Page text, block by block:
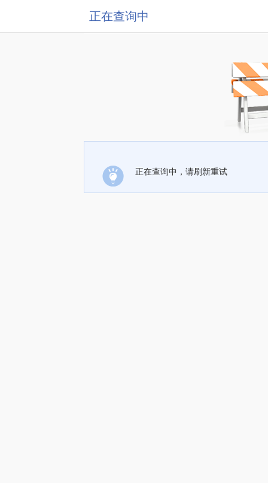
正在查询中
正在查询中，请刷新重试